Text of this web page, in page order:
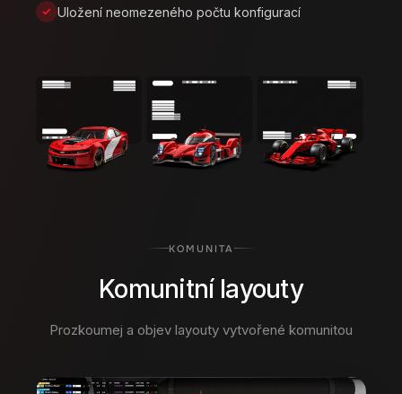
Uložení neomezeného počtu konfigurací
KOMUNITA
Komunitní layouty
Prozkoumej a objev layouty vytvořené komunitou